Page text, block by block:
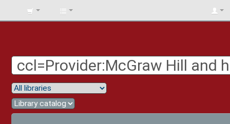
BIBLIOTECA